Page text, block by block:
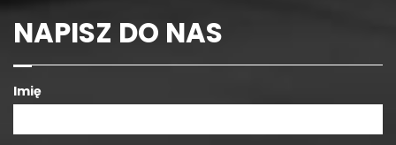
NAPISZ DO NAS
Imię